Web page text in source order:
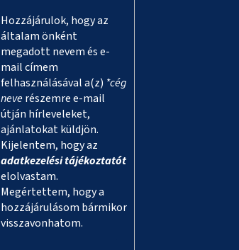
Hozzájárulok, hogy az
általam önként
megadott nevem és e-
mail címem
felhasználásával a(z) *cég
neverészemre e-mail
útján hírleveleket,
ajánlatokat küldjön.
Kijelentem, hogy az
adatkezelési tájékoztatót
elolvastam.
Megértettem, hogy a
hozzájárulásom bármikor
visszavonhatom.